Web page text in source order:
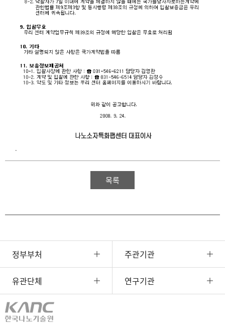
.
목록
정부부처 주관기관
유관단체 연구기관